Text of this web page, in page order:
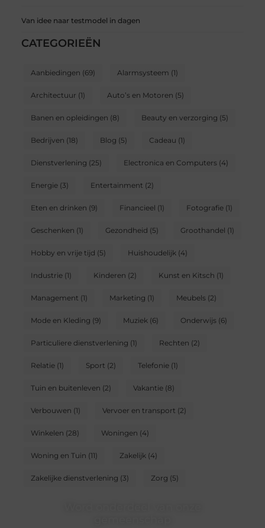
Van idee naar testmodel in dagen
CATEGORIEËN
Aanbiedingen (69) Alarmsysteem (1)
Architectuur (1) Auto’s en Motoren (5)
Banen en opleidingen (8) Beauty en verzorging (5)
Bedrijven (18) Blog (5) Cadeau (1)
Dienstverlening (25) Electronica en Computers(4)
Energie(3) Entertainment (2)
Eten en drinken (9) Financieel (1) Fotografie(1)
Geschenken (1) Gezondheid (5) Groothandel (1)
Hobby en vrije tijd (5) Huishoudelijk(4)
Industrie(1) Kinderen (2) Kunst en Kitsch (1)
Management (1) Marketing (1) Meubels(2)
Mode en Kleding (9) Muziek(6) Onderwijs(6)
Particuliere dienstverlening (1) Rechten (2)
Relatie(1) Sport (2) Telefonie(1)
Tuin en buitenleven (2) Vakantie(8)
Verbouwen (1) Vervoer en transport (2)
Winkelen (28) Woningen (4)
Woning en Tuin (11) Zakelijk(4)
Zakelijke dienstverlening (3) Zorg (5)